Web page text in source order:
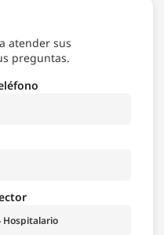
atender sus
preguntas.